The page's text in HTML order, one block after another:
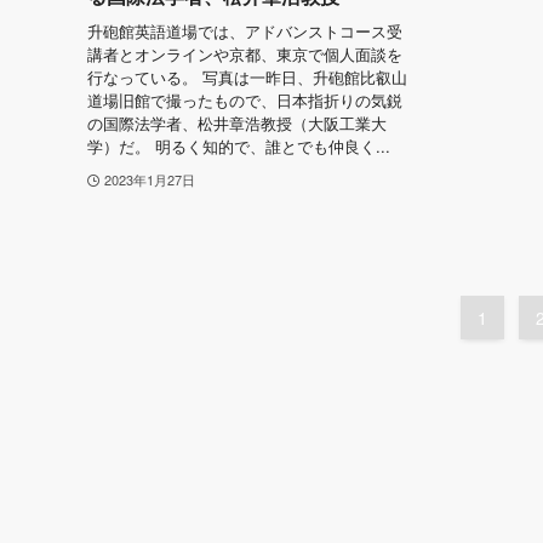
升砲館英語道場では、アドバンストコース受
講者とオンラインや京都、東京で個人面談を
行なっている。 写真は一昨日、升砲館比叡山
道場旧館で撮ったもので、日本指折りの気鋭
の国際法学者、松井章浩教授（大阪工業大
学）だ。 明るく知的で、誰とでも仲良く...
2023年1月27日
1 2